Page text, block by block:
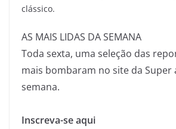
clássico.
AS MAIS LIDAS DA SEMANA
Toda sexta, uma seleção das
mais bombaram no site da Super
semana.
Inscreva-se aqui